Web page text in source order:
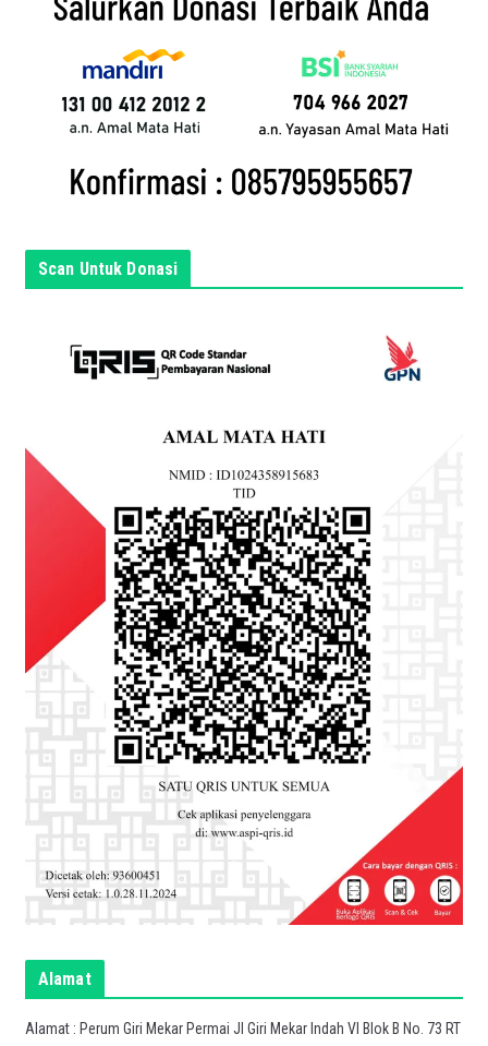
n
Scan Untuk Donasi
Alamat
Alamat : Perum Giri Mekar Permai Jl Giri Mekar Indah VI Blok B No. 73 RT